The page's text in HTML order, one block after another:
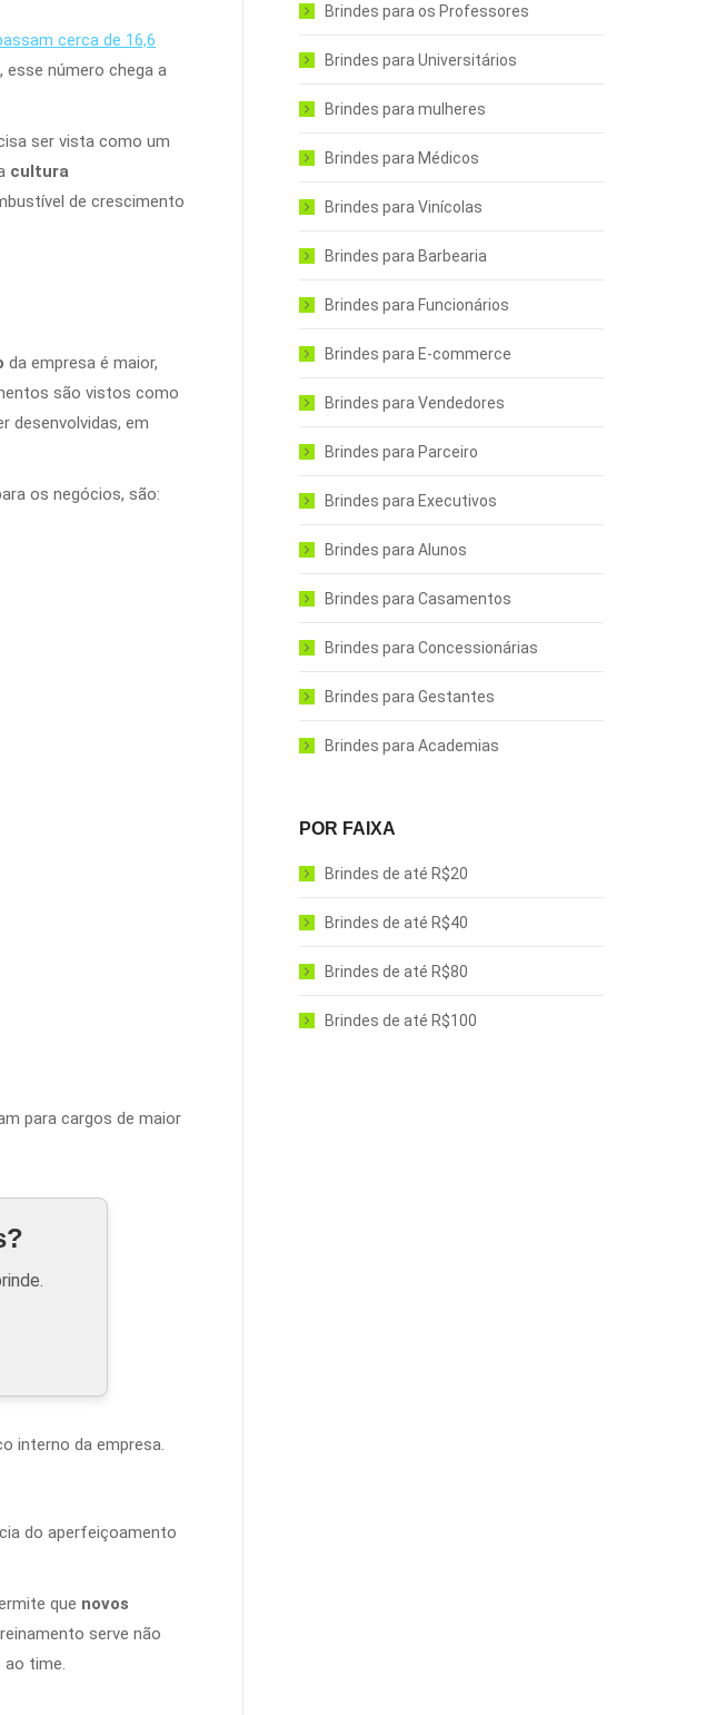
cerca de 16,6
, esse número chega a
ser vista como um
cultura
de crescimento
da empresa é maior,
são vistos como
desenvolvidas, em
os negócios, são:
para cargos de maior
interno da empresa.
do aperfeiçoamento
que novos
serve não
ao time.
Brindes para os Professores
Brindes para Universitários
Brindes para mulheres
Brindes para Médicos
Brindes para Vinícolas
Brindes para Barbearia
Brindes para Funcionários
Brindes para E-commerce
Brindes para Vendedores
Brindes para Parceiro
Brindes para Executivos
Brindes para Alunos
Brindes para Casamentos
Brindes para Concessionárias
Brindes para Gestantes
Brindes para Academias
POR FAIXA
Brindes de até R$20
Brindes de até R$40
Brindes de até R$80
Brindes de até R$100